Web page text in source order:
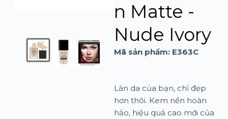
n Matte -
Nude Ivory
Mã sản phẩm: E363C
Làn da của bạn, chỉ đẹp
hơn thôi. Kem nền hoàn
hảo, hiệu quả cao mới của